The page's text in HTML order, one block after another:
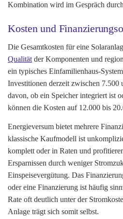
Kombination wird im Gespräch
Kosten und
Die Gesamtkosten für eine
Qualität der Komponenten und
ein typisches Einfamilienhaus-
Investitionen derzeit zwischen 7.500
davon, ob ein Speicher integriert ist
können die Kosten auf 12.000 bis
Energieversum bietet mehrere
klassische Kaufmodell ist
komplett oder in Raten und
Ersparnissen durch weniger
Einspeisevergütung. Das
oder eine Finanzierung ist häufig
Rate oft deutlich unter der
Anlage trägt sich somit selbst.